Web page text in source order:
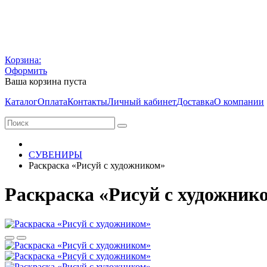
Корзина:
Оформить
Ваша корзина пуста
КаталогОплатаКонтактыЛичный кабинетДоставкаО компании
СУВЕНИРЫ
Раскраска «Рисуй с художником»
Раскраска «Рисуй с